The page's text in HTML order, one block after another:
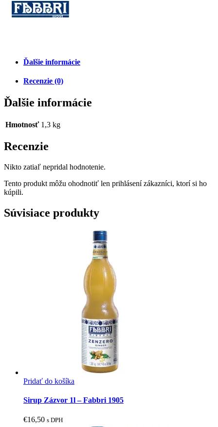
Ďalšie informácie
Recenzie (0)
Ďalšie informácie
Hmotnosť 1,3 kg
Recenzie
Nikto zatiaľ nepridal hodnotenie.
Tento produkt môžu ohodnotiť len prihlásení zákazníci, ktorí si ho
kúpili.
Súvisiace produkty
Pridať do košíka
Sirup Zázvor 1l – Fabbri 1905
€16,50 s DPH